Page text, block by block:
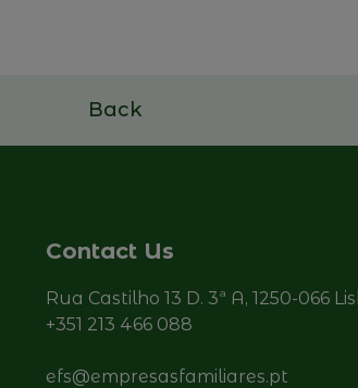
Back
Contact Us
Rua Castilho 13 D. 3ª A, 1250-066
+351 213 466 088
efs@empresasfamiliares.pt